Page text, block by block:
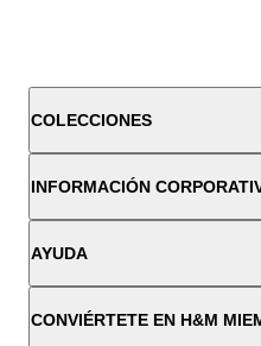
COLECCIONES
INFORMACIÓN
AYUDA
CONVIÉRTETE EN H&M